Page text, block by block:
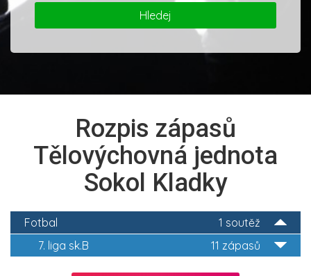
Rozpis zápasů
Tělovýchovná jednota
Sokol Kladky
1 soutěž
Fotbal
11 zápasů
7. liga sk.B